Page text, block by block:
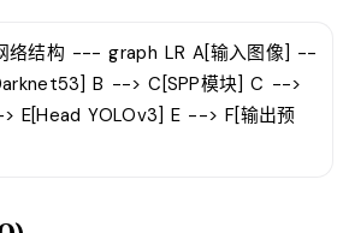
结构 --- graph LR A[输入图像] --
B --> C[SPP模块] C -->
E[Head YOLOv3] E --> F[输出预